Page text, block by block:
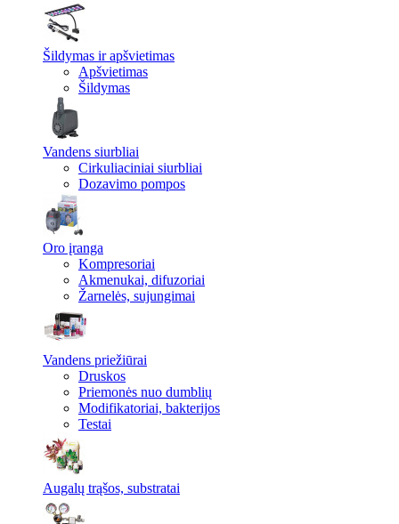
Šildymas ir apšvietimas
Apšvietimas
Šildymas
Vandens siurbliai
Cirkuliaciniai siurbliai
Dozavimo pompos
Oro įranga
Kompresoriai
Akmenukai, difuzoriai
Žarnelės, sujungimai
Vandens priežiūrai
Druskos
Priemonės nuo dumblių
Modifikatoriai, bakterijos
Testai
Augalų trąšos, substratai